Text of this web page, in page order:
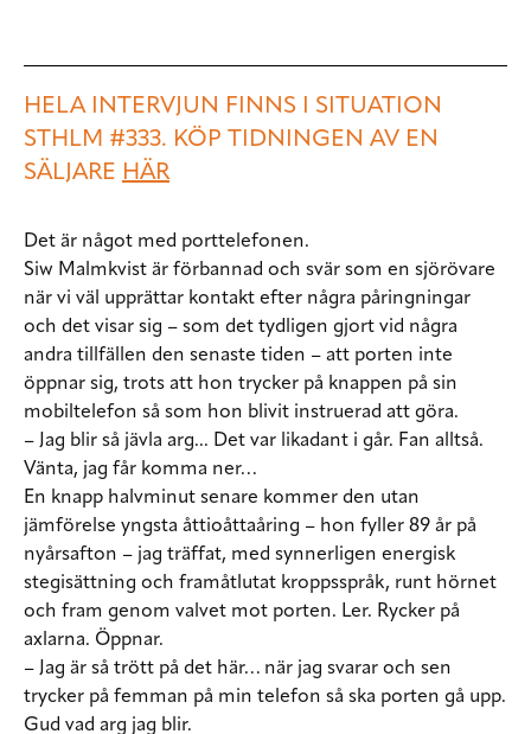
HELA INTERVJUN FINNS I SITUATION
STHLM #333. KÖP TIDNINGEN AV EN
SÄLJARE HÄR
Det är något med porttelefonen.
Siw Malmkvist är förbannad och svär som en sjörövare
när vi väl upprättar kontakt efter några påringningar
och det visar sig – som det tydligen gjort vid några
andra tillfällen den senaste tiden – att porten inte
öppnar sig, trots att hon trycker på knappen på sin
mobiltelefon så som hon blivit instruerad att göra.
– Jag blir så jävla arg... Det var likadant i går. Fan alltså.
Vänta, jag får komma ner…
En knapp halvminut senare kommer den utan
jämförelse yngsta åttioåttaåring – hon fyller 89 år på
nyårsafton – jag träffat, med synnerligen energisk
stegisättning och framåtlutat kroppsspråk, runt hörnet
och fram genom valvet mot porten. Ler. Rycker på
axlarna. Öppnar.
– Jag är så trött på det här… när jag svarar och sen
trycker på femman på min telefon så ska porten gå upp.
Gud vad arg jag blir.